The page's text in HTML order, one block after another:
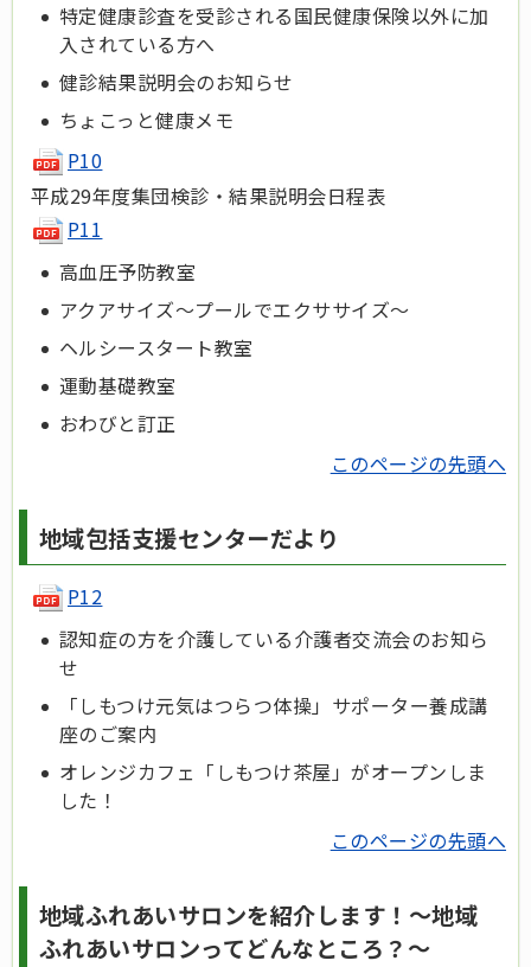
特定健康診査を受診される国民健康保険以外に加
入されている方へ
健診結果説明会のお知らせ
ちょこっと健康メモ
P10
平成29年度集団検診・結果説明会日程表
P11
高血圧予防教室
アクアサイズ～プールでエクササイズ～
ヘルシースタート教室
運動基礎教室
おわびと訂正
このページの先頭へ
地域包括支援センターだより
P12
認知症の方を介護している介護者交流会のお知ら
せ
「しもつけ元気はつらつ体操」サポーター養成講
座のご案内
オレンジカフェ「しもつけ茶屋」がオープンしま
した！
このページの先頭へ
地域ふれあいサロンを紹介します！～地域
ふれあいサロンってどんなところ？～